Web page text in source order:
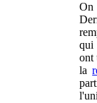
On
qui
ont
la